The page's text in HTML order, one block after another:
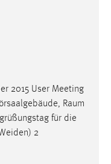
2015 User Meeting
Raum
für die
2